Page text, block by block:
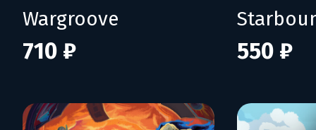
Wargroove
710 ₽ 550 ₽